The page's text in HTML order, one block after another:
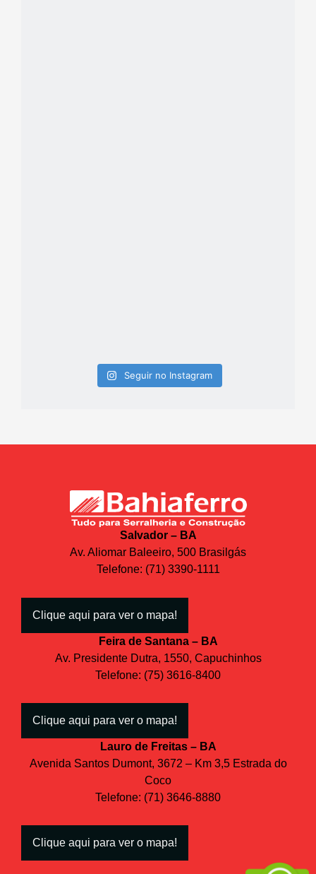
Seguir no Instagram
Salvador – BA
Av. Aliomar Baleeiro, 500 Brasilgás
Telefone: (71) 3390-1111
Clique aqui para ver o mapa!
Feira de Santana – BA
Av. Presidente Dutra, 1550, Capuchinhos
Telefone: (75) 3616-8400
Clique aqui para ver o mapa!
Lauro de Freitas – BA
Avenida Santos Dumont, 3672 – Km 3,5 Estrada do
Coco
Telefone: (71) 3646-8880
Clique aqui para ver o mapa!